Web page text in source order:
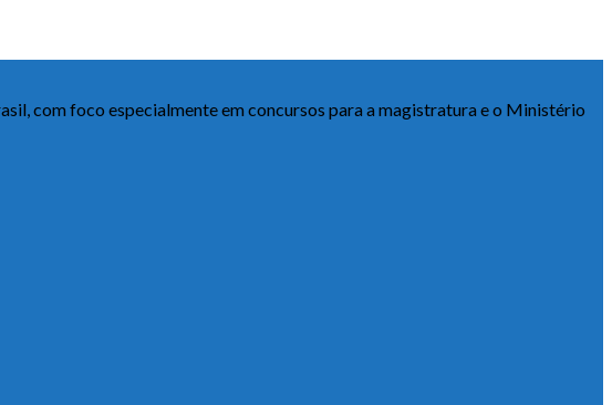
com foco especialmente em concursos para a magistratura e o Ministério